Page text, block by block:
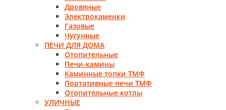
Дровяные
Электрокаменки
Газовые
Чугунные
ПЕЧИ ДЛЯ ДОМА
Отопительные
Печи-камины
Каминные топки ТМФ
Портативные печи ТМФ
Отопительные котлы
УЛИЧНЫЕ